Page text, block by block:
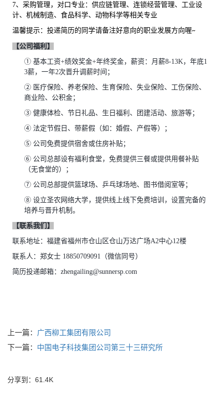
7、 采购管理，对口专业：供应链管理、连锁经营管理、工业设
计、机械制造、食品科学、动物科学等相关专业
温馨提示：投递简历的同学请备注好意向的职业发展方向喔~
【公司福利】
① 基本工资+绩效奖金+年终奖金， 薪资：月薪8-13K ， 年底1
3薪， 一年2次晋升调薪时间；
② 医疗保险、养老保险、生育保险、失业保险、工伤保险、
商业险、公积金；
③ 健康体检、节日礼品、生日福利、团建活动、旅游等；
④ 法定节假日、带薪假（如：婚假、产假等）；
⑤ 公司免费提供宿舍或住房补贴；
⑥ 公司总部设有福利食堂，免费提供三餐或提供用餐补贴
（无食堂的）
；
⑦ 公司总部提供篮球场、乒乓球场地、图书借阅室等；
⑧ 设立圣农网络大学，提供线上线下免费培训，设置完备的
培养与晋升机制。
【联系我们】
联系地址：福建省福州市仓山区仓山万达广场A2中心12楼
联系人： 郑女士 18850709091 （微信同号）
简历投递邮箱： zhengailing@sunnersp.com
上一篇： 广西柳工集团有限公司
下一篇： 中国电子科技集团公司第三十三研究所
分享到： 61.4K